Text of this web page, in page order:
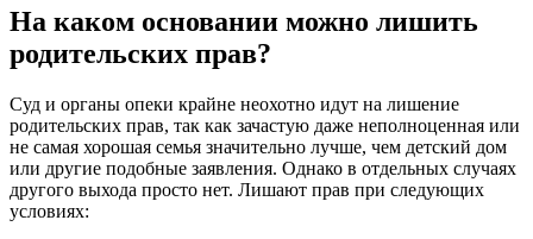
На каком основании можно лишить
родительских прав?
Суд и органы опеки крайне неохотно идут на лишение
родительских прав, так как зачастую даже неполноценная или
не самая хорошая семья значительно лучше, чем детский дом
или другие подобные заявления. Однако в отдельных случаях
другого выхода просто нет. Лишают прав при следующих
условиях: